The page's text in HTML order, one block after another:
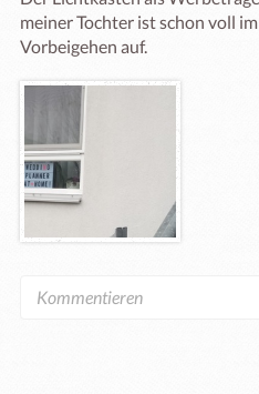
meiner Tochter ist schon voll
Vorbeigehen auf.